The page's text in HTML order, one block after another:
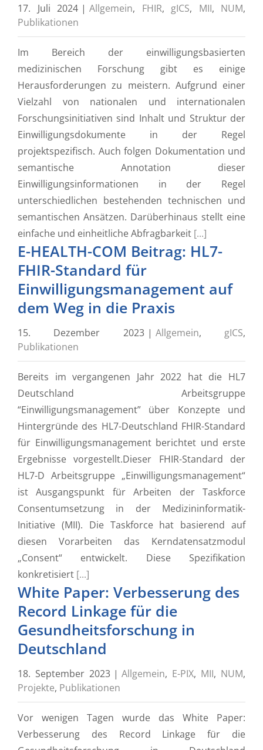
17. Juli 2024 | Allgemein, FHIR, gICS, MII, NUM,
Publikationen
Im Bereich der einwilligungsbasierten
medizinischen Forschung gibt es einige
Herausforderungen zu meistern. Aufgrund einer
Vielzahl von nationalen und internationalen
Forschungsinitiativen sind Inhalt und Struktur der
Einwilligungsdokumente in der Regel
projektspezifisch. Auch folgen Dokumentation und
semantische Annotation dieser
Einwilligungsinformationen in der Regel
unterschiedlichen bestehenden technischen und
semantischen Ansätzen. Darüberhinaus stellt eine
einfache und einheitliche Abfragbarkeit [...]
E-HEALTH-COM Beitrag: HL7-
FHIR-Standard für
Einwilligungsmanagement auf
dem Weg in die Praxis
15. Dezember 2023 | Allgemein, gICS,
Publikationen
Bereits im vergangenen Jahr 2022 hat die HL7
Deutschland Arbeitsgruppe
“Einwilligungsmanagement” über Konzepte und
Hintergründe des HL7-Deutschland FHIR-Standard
für Einwilligungsmanagement berichtet und erste
Ergebnisse vorgestellt.Dieser FHIR-Standard der
HL7-D Arbeitsgruppe „Einwilligungsmanagement“
ist Ausgangspunkt für ­Arbeiten der Taskforce
Consentumsetzung in der Medizininformatik-
Initiative (MII). Die Taskforce hat basierend auf
diesen Vorarbeiten das Kerndatensatzmodul
„Consent“ entwickelt. Diese Spezifikation
konkretisiert [...]
White Paper: Verbesserung des
Record Linkage für die
Gesundheitsforschung in
Deutschland
18. September 2023 | Allgemein, E-PIX, MII, NUM,
Projekte, Publikationen
Vor wenigen Tagen wurde das White Paper:
Verbesserung des Record Linkage für die